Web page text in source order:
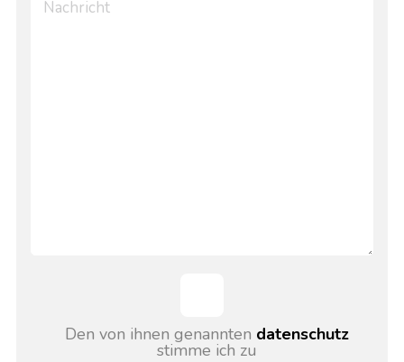
Den von ihnen genannten datenschutz
stimme ich zu